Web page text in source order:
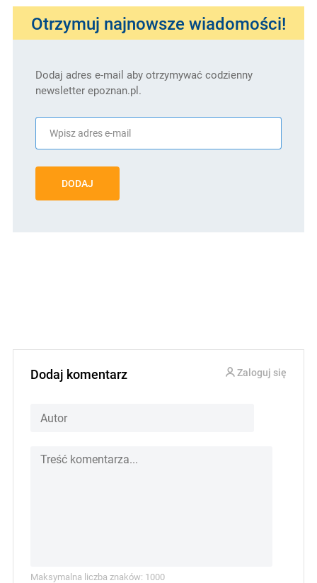
Otrzymuj najnowsze wiadomości!
Dodaj adres e-mail aby otrzymywać codzienny
newsletter epoznan.pl.
DODAJ
Dodaj komentarz Zaloguj się
Maksymalna liczba znaków: 1000